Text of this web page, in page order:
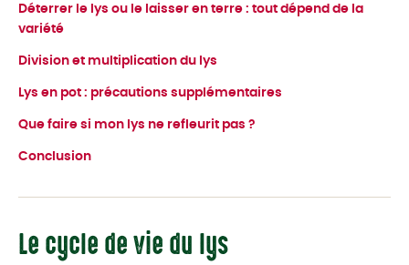
Déterrer le lys ou le laisser en terre : tout dépend de la
variété
Division et multiplication du lys
Lys en pot : précautions supplémentaires
Que faire si mon lys ne refleurit pas ?
Conclusion
Le cycle de vie du lys